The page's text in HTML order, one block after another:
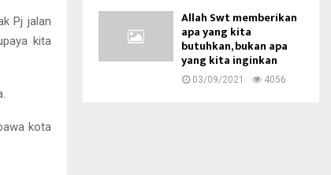
Pj jalan
kita
kota
Allah Swt memberikan
apa yang kita
butuhkan, bukan apa
yang kita inginkan
03/09/2021 4056